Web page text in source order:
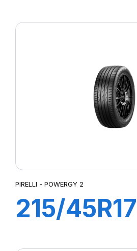
PIRELLI - POWERGY 2
215/